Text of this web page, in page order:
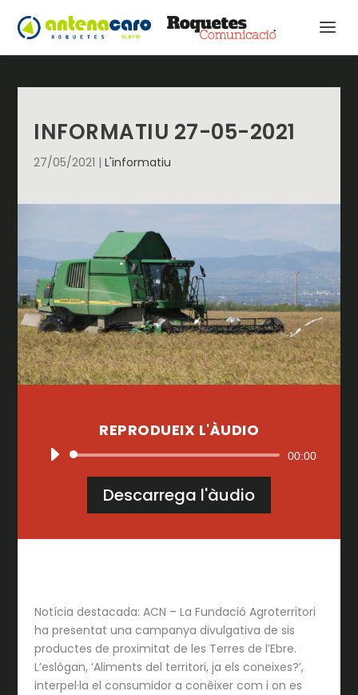
INFORMATIU 27-05-2021
27/05/2021 |L'informatiu
REPRODUEIX L'ÀUDIO
Reproductor
d'àudio
00:00
Descarrega l'àudio
Notícia destacada: ACN – La Fundació Agroterritori
ha presentat una campanya divulgativa de sis
productes de proximitat de les Terres de l’Ebre.
L’eslògan, ‘Aliments del territori, ja els coneixes?’,
interpel·la el consumidor a conèixer com i on es